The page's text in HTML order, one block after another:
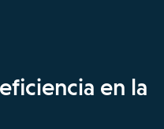
en la